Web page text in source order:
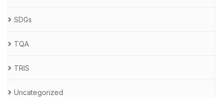
SDGs
TQA
TRIS
Uncategorized